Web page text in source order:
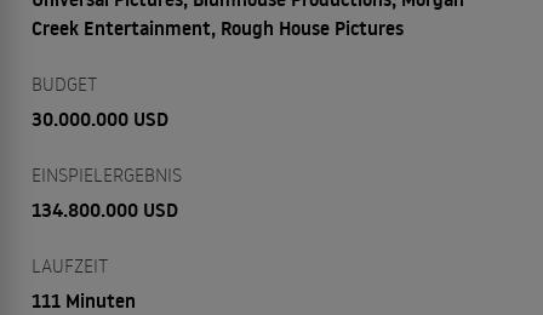
Creek Entertainment, Rough House Pictures
BUDGET
30.000.000 USD
EINSPIELERGEBNIS
134.800.000 USD
LAUFZEIT
111 Minuten